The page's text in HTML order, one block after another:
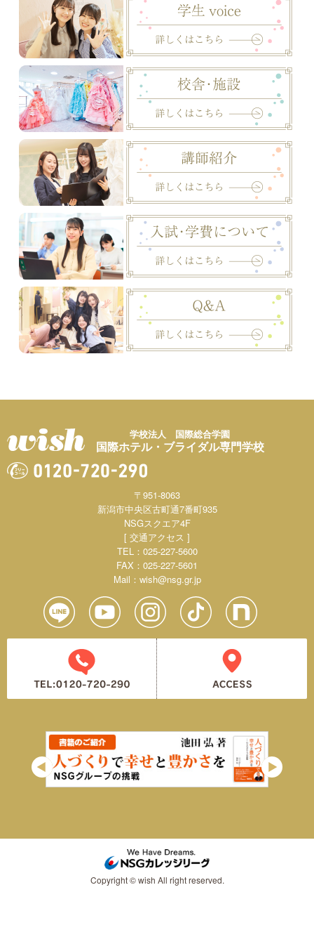
学校法人 国際総合学園
国際ホテル・ブライダル専門学校
〒951-8063
新潟市中央区古町通7番町935
NSGスクエア4F
[ 交通アクセス ]
TEL：025-227-5600
FAX：025-227-5601
Mail： wish@nsg.gr.jp
Copyright © wish All right reserved.